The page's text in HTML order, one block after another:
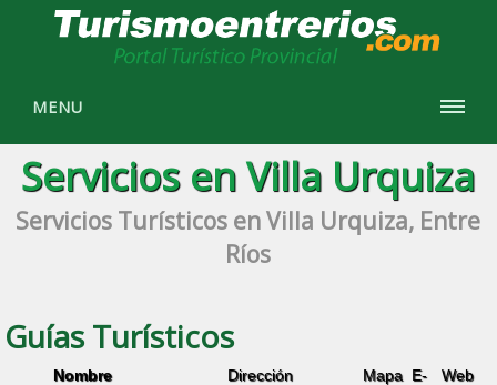
MENU
Servicios en Villa Urquiza
Servicios Turísticos en Villa Urquiza, Entre
Ríos
Guías Turísticos
Nombre Dirección Mapa E-
Web